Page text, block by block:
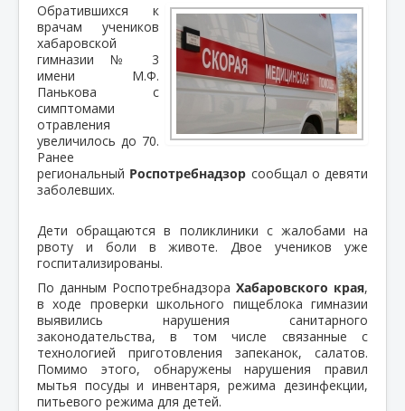
Обратившихся к
врачам учеников
хабаровской
гимназии № 3
имени М.Ф.
Панькова с
симптомами
отравления
увеличилось до 70.
Ранее
региональный Роспотребнадзор сообщал о девяти
заболевших.
Дети обращаются в поликлиники с жалобами на
рвоту и боли в животе. Двое учеников уже
госпитализированы.
По данным Роспотребнадзора Хабаровского края,
в ходе проверки школьного пищеблока гимназии
выявились нарушения санитарного
законодательства, в том числе связанные с
технологией приготовления запеканок, салатов.
Помимо этого, обнаружены нарушения правил
мытья посуды и инвентаря, режима дезинфекции,
питьевого режима для детей.